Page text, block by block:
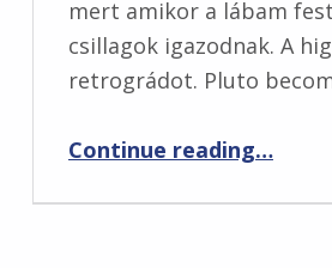
mert amikor a lábam
csillagok igazodnak. A
retrográdot. Pluto
Continue reading…